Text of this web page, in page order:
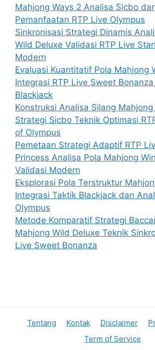
Mahjong Ways 2 Analisa Sicbo
Pemanfaatan RTP Live Olympus
Sinkronisasi Strategi Dinamis
Wild Deluxe Validasi RTP Live
Modern
Evaluasi Kuantitatif Pola Mahjong
Integrasi RTP Live Sweet
Blackjack
Konstruksi Analisa Silang
Strategi Sicbo Teknik Optimasi
of Olympus
Pemetaan Strategi Adaptif RTP
Princess Analisa Pola Mahjong
Validasi Modern
Eksplorasi Pola Terstruktur
Integrasi Taktik Blackjack dan
Olympus
Metode Komparatif Strategi
Mahjong Wild Deluxe Teknik
Live Sweet Bonanza
Tentang Kontak Disclaimer
Term of Service